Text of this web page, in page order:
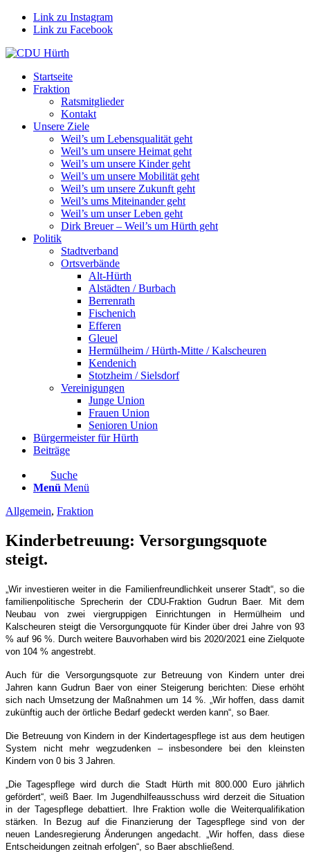
Link zu Instagram
Link zu Facebook
Startseite
Fraktion
Ratsmitglieder
Kontakt
Unsere Ziele
Weil’s um Lebensqualität geht
Weil’s um unsere Heimat geht
Weil’s um unsere Kinder geht
Weil’s um unsere Mobilität geht
Weil’s um unsere Zukunft geht
Weil’s ums Miteinander geht
Weil’s um unser Leben geht
Dirk Breuer – Weil’s um Hürth geht
Politik
Stadtverband
Ortsverbände
Alt-Hürth
Alstädten / Burbach
Berrenrath
Fischenich
Efferen
Gleuel
Hermülheim / Hürth-Mitte / Kalscheuren
Kendenich
Stotzheim / Sielsdorf
Vereinigungen
Junge Union
Frauen Union
Senioren Union
Bürgermeister für Hürth
Beiträge
Suche
Menü Menü
Allgemein, Fraktion
Kinderbetreuung: Versorgungsquote
steigt.
„Wir investieren weiter in die Familienfreundlichkeit unserer Stadt“, so die
familienpolitische Sprecherin der CDU-Fraktion Gudrun Baer. Mit dem
Neubau von zwei viergruppigen Einrichtungen in Hermülheim und
Kalscheuren steigt die Versorgungquote für Kinder über drei Jahre von 93
% auf 96 %. Durch weitere Bauvorhaben wird bis 2020/2021 eine Zielquote
von 104 % angestrebt.
Auch für die Versorgungsquote zur Betreuung von Kindern unter drei
Jahren kann Gudrun Baer von einer Steigerung berichten: Diese erhöht
sich nach Umsetzung der Maßnahmen um 14 %. „Wir hoffen, dass damit
zukünftig auch der örtliche Bedarf gedeckt werden kann“, so Baer.
Die Betreuung von Kindern in der Kindertagespflege ist aus dem heutigen
System nicht mehr wegzudenken – insbesondere bei den kleinsten
Kindern von 0 bis 3 Jahren.
„Die Tagespflege wird durch die Stadt Hürth mit 800.000 Euro jährlich
gefördert“, weiß Baer. Im Jugendhilfeausschuss wird derzeit die Situation
in der Tagespflege debattiert. Ihre Fraktion wolle die Weiterqualifikation
stärken. In Bezug auf die Finanzierung der Tagespflege sind von der
neuen Landesregierung Änderungen angedacht. „Wir hoffen, dass diese
Entscheidungen zeitnah erfolgen“, so Baer abschließend.